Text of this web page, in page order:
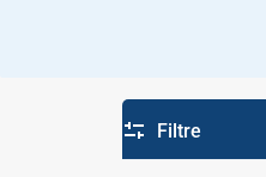
ENMEUBLE &
Filtre